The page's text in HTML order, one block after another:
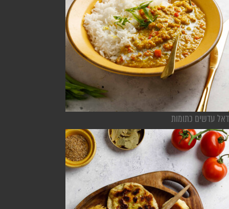
דאל עדשים כתומות